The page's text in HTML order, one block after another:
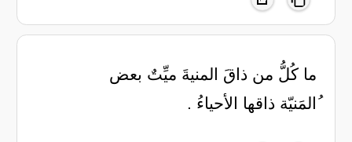
ما كُلُّ من ذاقَ المنيةَ ميِّتٌ بعض
ُالمَنيّة ذاقها الأحياءُ .